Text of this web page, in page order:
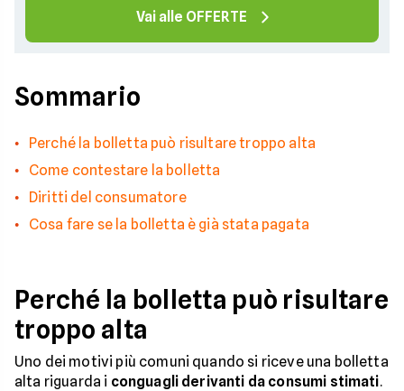
Vai alle OFFERTE
Sommario
Perché la bolletta può risultare troppo alta
Come contestare la bolletta
Diritti del consumatore
Cosa fare se la bolletta è già stata pagata
Perché la bolletta può risultare
troppo alta
Uno dei motivi più comuni quando si riceve una bolletta
alta riguarda i conguagli derivanti da consumi stimati.